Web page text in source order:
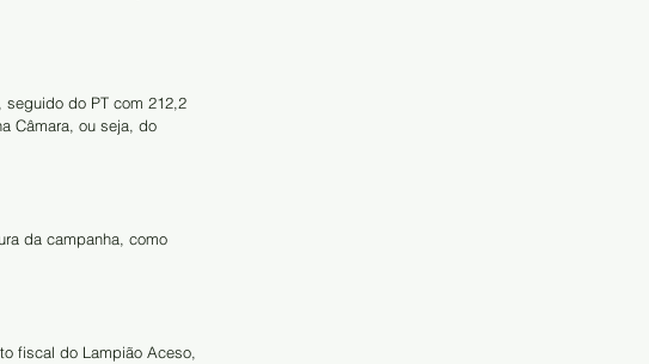
do PT com 212,2
Câmara, ou seja, do
da campanha, como
fiscal do Lampião Aceso,